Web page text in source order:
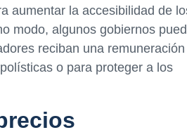
aumentar la accesibilidad de
modo, algunos gobiernos
reciban una remuneración
o para proteger a los